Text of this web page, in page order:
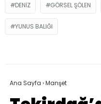
DENIZ GÖRSEL ŞÖLEN
YUNUS BALIĞI
Ana Sayfa ›Manşet